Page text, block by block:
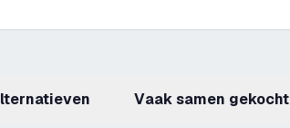
Alternatieven Vaak samen gekocht